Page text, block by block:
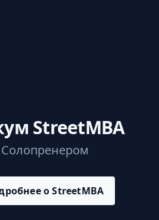
StreetMBA
о StreetMBA